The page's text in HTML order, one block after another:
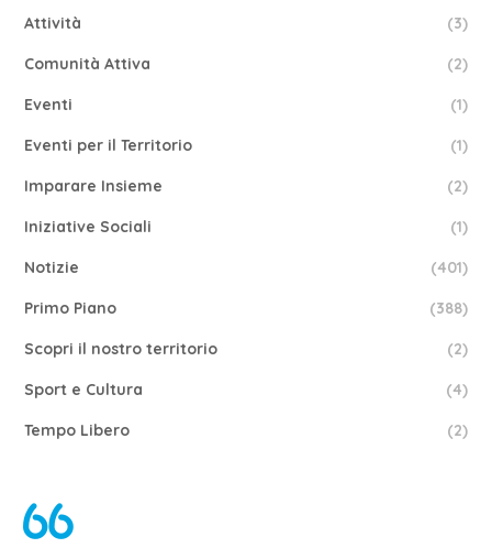
Attività (3)
Comunità Attiva (2)
Eventi (1)
Eventi per il Territorio (1)
Imparare Insieme (2)
Iniziative Sociali (1)
Notizie (401)
Primo Piano (388)
Scopri il nostro territorio (2)
Sport e Cultura (4)
Tempo Libero (2)